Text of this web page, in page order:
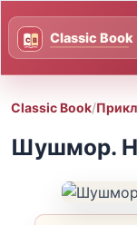
Classic Book/
Шушмор.